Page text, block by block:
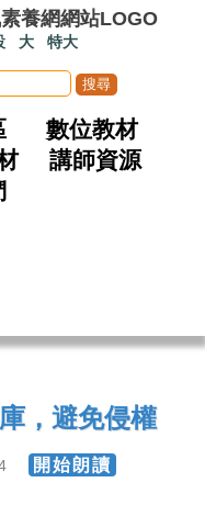
大 特大
數位教材
講師資源
，避免侵權
開始朗讀